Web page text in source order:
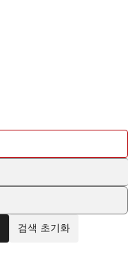
검색 초기화